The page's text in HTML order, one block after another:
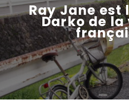
Ray Jane est
Darko de